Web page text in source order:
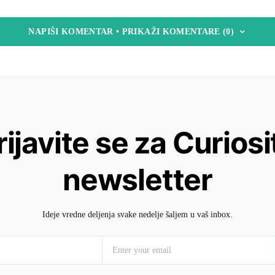
NAPIŠI KOMENTAR • PRIKAŽI KOMENTARE (0)
se za
newsletter
Ideje vredne deljenja svake nedelje šaljem u vaš inbox.